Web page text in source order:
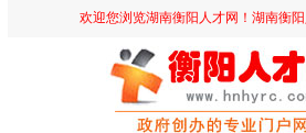
欢迎您浏览湖南衡阳人才网！湖南衡